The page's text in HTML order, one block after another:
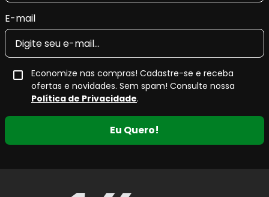
E-mail
Economize nas compras! Cadastre-se e receba
ofertas e novidades. Sem spam! Consulte nossa
Política de Privacidade.
Eu Quero!